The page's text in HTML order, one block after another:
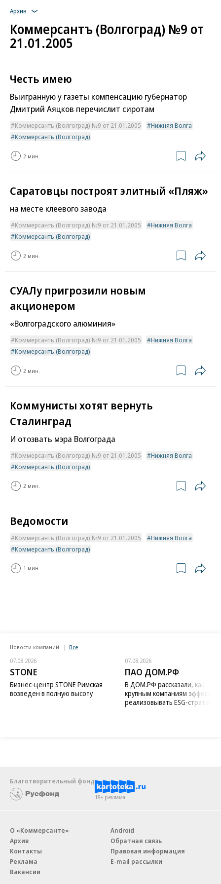
Архив
Коммерсантъ (Волгоград) №9 от
21.01.2005
Честь имею
Выигранную у газеты компенсацию губернатор
Дмитрий Аяцков перечислит сиротам
Коммерсантъ (Волгоград) №9 от 21.01.2005
Нижняя Волга
Коммерсантъ (Волгоград)
2 мин.
Саратовцы построят элитный «Пляж»
на месте клеевого завода
Коммерсантъ (Волгоград) №9 от 21.01.2005
Нижняя Волга
Коммерсантъ (Волгоград)
2 мин.
СУАЛу пригрозили новым
акционером
«Волгоградского алюминия»
Коммерсантъ (Волгоград) №9 от 21.01.2005
Нижняя Волга
Коммерсантъ (Волгоград)
2 мин.
Коммунисты хотят вернуть
Сталинград
И отозвать мэра Волгограда
Коммерсантъ (Волгоград) №9 от 21.01.2005
Нижняя Волга
Коммерсантъ (Волгоград)
2 мин.
Ведомости
Коммерсантъ (Волгоград) №9 от 21.01.2005
Нижняя Волга
Коммерсантъ (Волгоград)
1 мин.
Новости компаний Все
07.08.2026
STONE
Бизнес-центр STONE Римская
возведен в полную высоту
07.08.2026
ПАО ДОМ.РФ
В ДОМ.РФ рассказали, как
крупным компаниям
реализовывать ESG-стратегию
Благотворительный фонд
18+ реклама
О «Коммерсанте»
Архив
Контакты
Реклама
Вакансии
Android
Обратная связь
Правовая информация
E-mail рассылки